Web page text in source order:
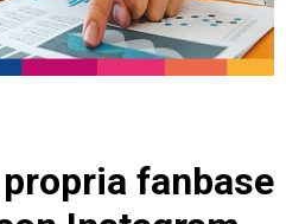
fanbase